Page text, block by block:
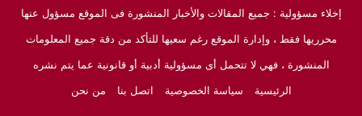
إخلاء مسؤولية : جميع المقالات والأخبار المنشورة فى الموقع مسؤول عنها
محرريها فقط ، وإدارة الموقع رغم سعيها للتأكد من دقة جميع المعلومات
المنشورة ، فهي لا تتحمل أى مسؤولية أدبية أو قانونية عما يتم نشره
الرئيسية
سياسة الخصوصية اتصل بنا من نحن